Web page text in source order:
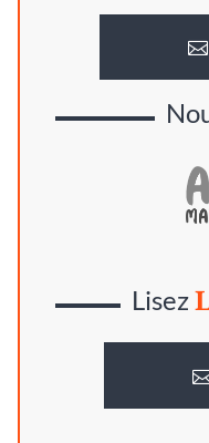
Lisez